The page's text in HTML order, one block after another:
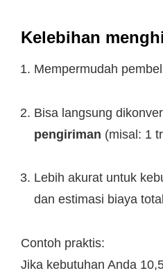
Kelebihan
Mempermudah
Bisa langsung
pengiriman (misal: 1
Lebih akurat untuk
dan estimasi biaya
Contoh praktis:
Jika kebutuhan Anda